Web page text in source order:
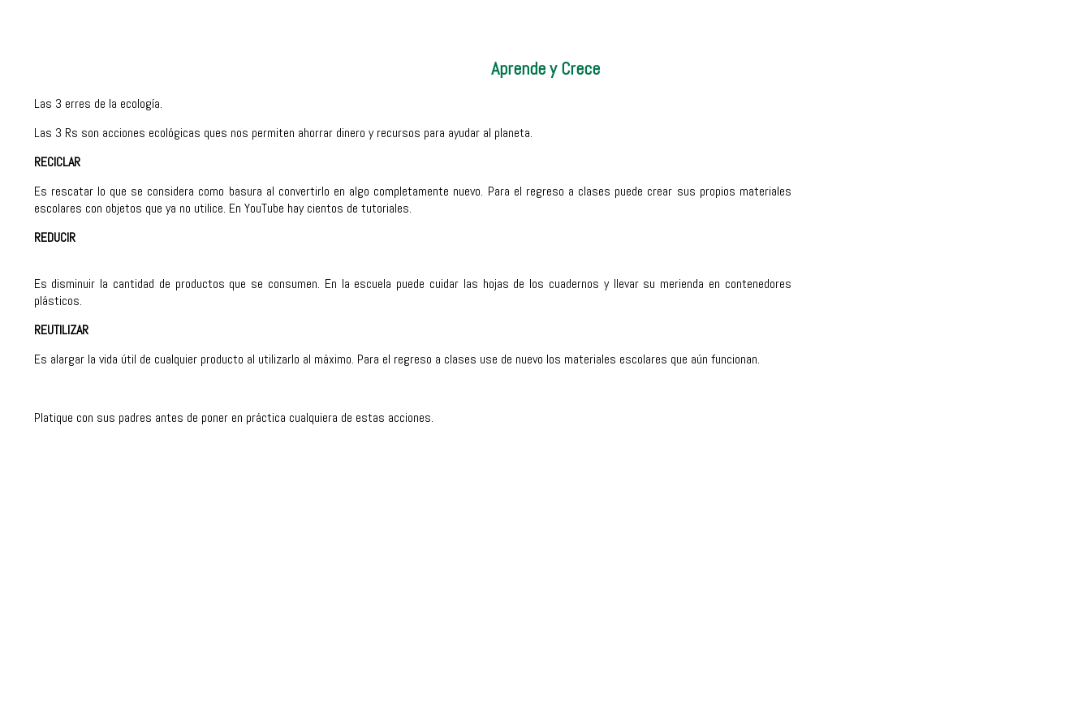
Aprende y Crece
Las 3 erres de la ecología.
Las 3 Rs son acciones ecológicas ques nos permiten ahorrar dinero y recursos para ayudar al planeta.
RECICLAR
Es rescatar lo que se considera como basura al convertirlo en algo completamente nuevo. Para el regreso a clases puede crear sus propios materiales
escolares con objetos que ya no utilice. En YouTube hay cientos de tutoriales.
REDUCIR
Es disminuir la cantidad de productos que se consumen. En la escuela puede cuidar las hojas de los cuadernos y llevar su merienda en contenedores
plásticos.
REUTILIZAR
Es alargar la vida útil de cualquier producto al utilizarlo al máximo. Para el regreso a clases use de nuevo los materiales escolares que aún funcionan.
Platique con sus padres antes de poner en práctica cualquiera de estas acciones.